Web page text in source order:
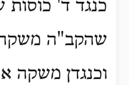
כנגד ד' כוסות
שהקב"ה
וכנגדן משקה